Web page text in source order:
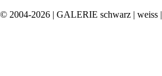
© 2004-2026 | GALERIE schwarz | weiss |